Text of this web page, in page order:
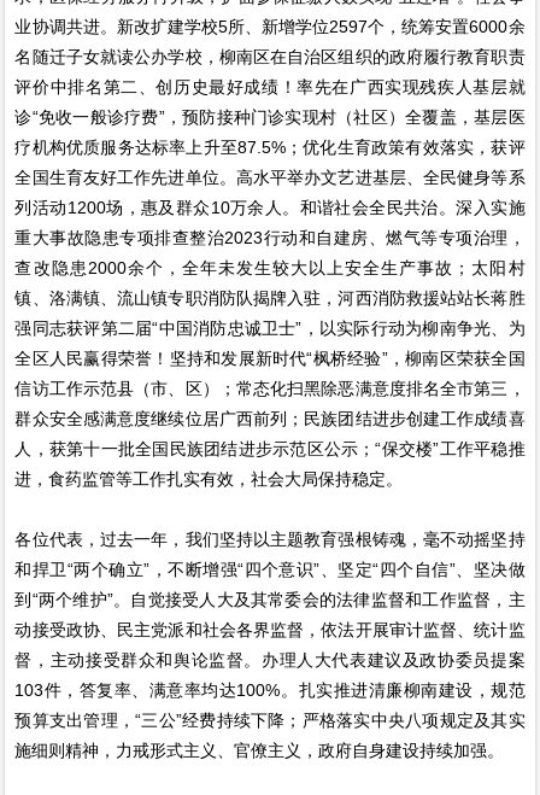
业协调共进。新改扩建学校5所、新增学位2597个，统筹安置6000余
名随迁子女就读公办学校，柳南区在自治区组织的政府履行教育职责
评价中排名第二、创历史最好成绩！率先在广西实现残疾人基层就
诊“免收一般诊疗费”，预防接种门诊实现村（社区）全覆盖，基层医
疗机构优质服务达标率上升至87.5%；优化生育政策有效落实，获评
全国生育友好工作先进单位。高水平举办文艺进基层、全民健身等系
列活动1200场，惠及群众10万余人。和谐社会全民共治。深入实施
重大事故隐患专项排查整治2023行动和自建房、燃气等专项治理，
查改隐患2000余个，全年未发生较大以上安全生产事故；太阳村
镇、洛满镇、流山镇专职消防队揭牌入驻，河西消防救援站站长蒋胜
强同志获评第二届“中国消防忠诚卫士”，以实际行动为柳南争光、为
全区人民赢得荣誉！坚持和发展新时代“枫桥经验”，柳南区荣获全国
信访工作示范县（市、区）；常态化扫黑除恶满意度排名全市第三，
群众安全感满意度继续位居广西前列；民族团结进步创建工作成绩喜
人，获第十一批全国民族团结进步示范区公示；“保交楼”工作平稳推
进，食药监管等工作扎实有效，社会大局保持稳定。
各位代表，过去一年，我们坚持以主题教育强根铸魂，毫不动摇坚持
和捍卫“两个确立”，不断增强“四个意识”、坚定“四个自信”、坚决做
到“两个维护”。自觉接受人大及其常委会的法律监督和工作监督，主
动接受政协、民主党派和社会各界监督，依法开展审计监督、统计监
督，主动接受群众和舆论监督。办理人大代表建议及政协委员提案
103件，答复率、满意率均达100%。扎实推进清廉柳南建设，规范
预算支出管理，“三公”经费持续下降；严格落实中央八项规定及其实
施细则精神，力戒形式主义、官僚主义，政府自身建设持续加强。